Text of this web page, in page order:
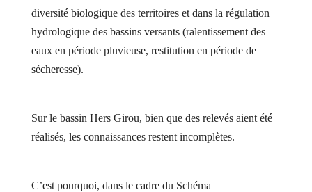
diversité biologique des territoires et dans la régulation
hydrologique des bassins versants (ralentissement des
eaux en période pluvieuse, restitution en période de
sécheresse).
Sur le bassin Hers Girou, bien que des relevés aient été
réalisés, les connaissances restent incomplètes.
C’est pourquoi, dans le cadre du Schéma